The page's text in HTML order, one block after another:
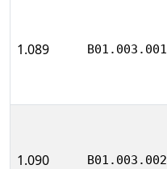
1.089 B01.003.001
1.090 B01.003.002